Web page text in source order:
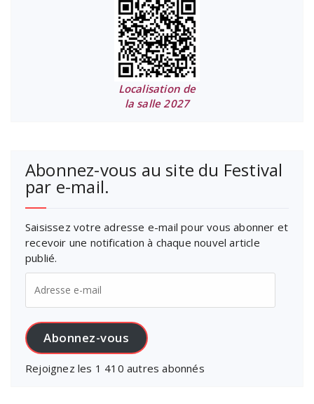
Localisation de
la salle 2027
Abonnez-vous au site du Festival
par e-mail.
Saisissez votre adresse e-mail pour vous abonner et
recevoir une notification à chaque nouvel article
publié.
e-
mail
Abonnez-vous
Rejoignez les 1 410 autres abonnés